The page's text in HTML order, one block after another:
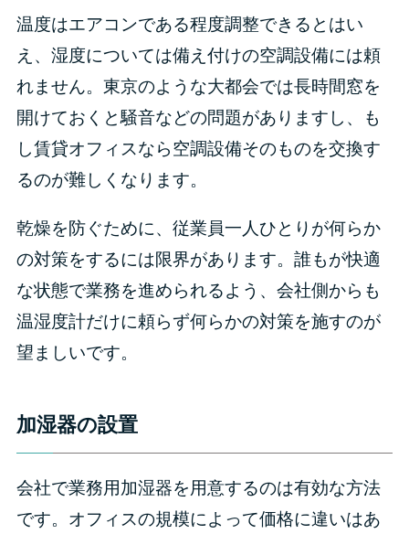
温度はエアコンである程度調整できるとはい
え、湿度については備え付けの空調設備には頼
れません。東京のような大都会では長時間窓を
開けておくと騒音などの問題がありますし、も
し賃貸オフィスなら空調設備そのものを交換す
るのが難しくなります。
乾燥を防ぐために、従業員一人ひとりが何らか
の対策をするには限界があります。誰もが快適
な状態で業務を進められるよう、会社側からも
温湿度計だけに頼らず何らかの対策を施すのが
望ましいです。
加湿器の設置
会社で業務用加湿器を用意するのは有効な方法
です。オフィスの規模によって価格に違いはあ